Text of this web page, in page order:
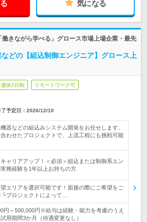
気になる
きながら学べる」グロース市場上場企業・最先
どの【組込制御エンジニア】グロース上
休2日制 リモートワーク可
予定日： 2026/12/10
器などの組込みシステム開発をお任せします。
わせたプロジェクトで、上流工程にも挑戦可能
ャリアアップ！＜必須＞組込または制御系エン
務経験を1年以上お持ちの方
エリアを選択可能です！面接の際にご希望をご
プロジェクトによって…
円～500,000円※給与は経験・能力を考慮のうえ
用期間3か月（待遇変更なし）